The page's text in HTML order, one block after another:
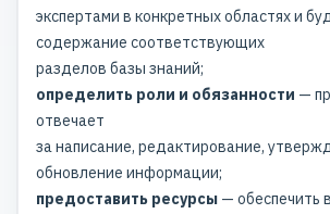
экспертами в конкретных областях и
содержание соответствующих
разделов базы знаний;
определить роли и обязанности —
отвечает
за написание, редактирование,
обновление информации;
предоставить ресурсы — обеспечить